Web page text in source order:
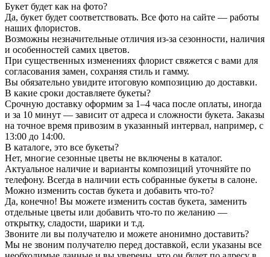
Букет будет как на фото?
Да, букет будет соответствовать. Все фото на сайте — работы
наших флористов.
Возможны незначительные отличия из-за сезонности, наличия
и особенностей самих цветов.
При существенных изменениях флорист свяжется с вами для
согласования замен, сохраняя стиль и гамму.
Вы обязательно увидите итоговую композицию до доставки.
В какие сроки доставляете букеты?
Срочную доставку оформим за 1–4 часа после оплаты, иногда
и за 10 минут — зависит от адреса и сложности букета. Заказы
на точное время привозим в указанный интервал, например, с
13:00 до 14:00.
В каталоге, это все букеты?
Нет, многие сезонные цветы не включены в каталог.
Актуальное наличие и варианты композиций уточняйте по
телефону. Всегда в наличии есть собранные букеты в салоне.
Можно изменить состав букета и добавить что-то?
Да, конечно! Вы можете изменить состав букета, заменить
отдельные цветы или добавить что-то по желанию —
открытку, сладости, шарики и т.д.
Звоните ли вы получателю и можете анонимно доставить?
Мы не звоним получателю перед доставкой, если указаны все